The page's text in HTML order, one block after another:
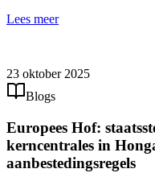
Lees meer
23 oktober 2025
Blogs
Europees Hof:
kerncentrales in
aanbestedingsregels